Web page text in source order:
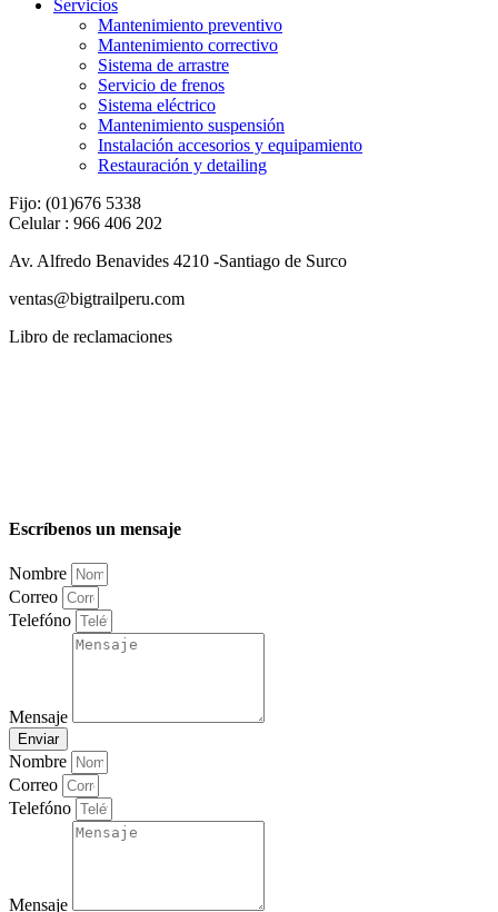
Servicios
Mantenimiento preventivo
Mantenimiento correctivo
Sistema de arrastre
Servicio de frenos
Sistema eléctrico
Mantenimiento suspensión
Instalación accesorios y equipamiento
Restauración y detailing
Fijo: (01)676 5338
Celular : 966 406 202
Av. Alfredo Benavides 4210 -Santiago de Surco
ventas@bigtrailperu.com
Libro de reclamaciones
Escríbenos un mensaje
Nombre
Correo
Telefóno
Mensaje
Enviar
Nombre
Correo
Telefóno
Mensaje